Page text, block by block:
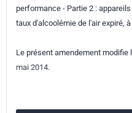
Référence
Codes ICS
performance - Partie 2 :
taux d'alcoolémie de l'air expiré,
Le présent amendement modifie
mai 2014.